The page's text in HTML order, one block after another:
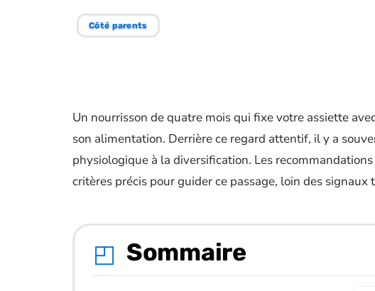
Côté parents
Un nourrisson de quatre mois qui fixe votre assiette
son alimentation. Derrière ce regard attentif, il y a
physiologique à la diversification. Les
critères précis pour guider ce passage, loin des signaux
Sommaire